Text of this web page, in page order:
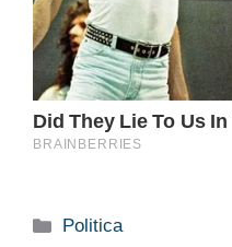
Categorie
Politica